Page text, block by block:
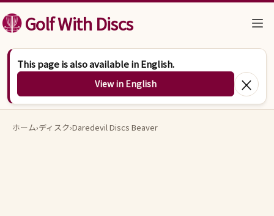
コンテンツへスキップ
Golf With Discs
This page is also available in English.
View in English ×
ホーム›ディスク›Daredevil Discs Beaver